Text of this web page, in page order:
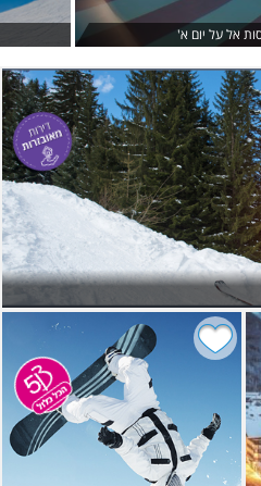
אל על יום א'